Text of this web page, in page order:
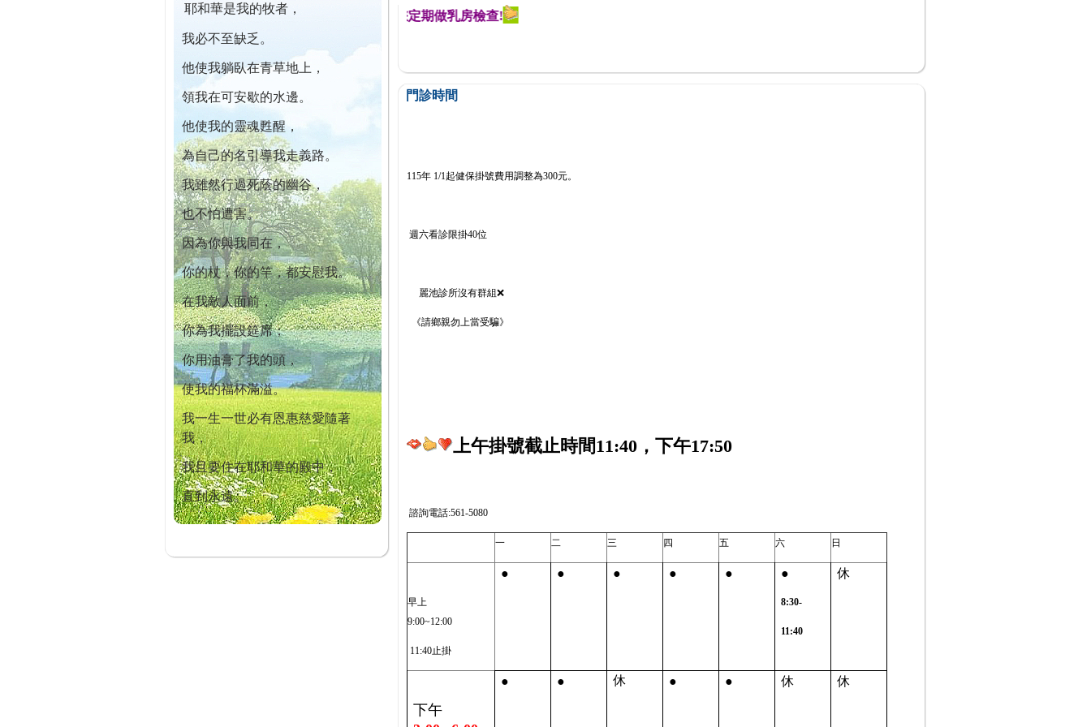
耶和華是我的牧者，
我必不至缺乏。
他使我躺臥在青草地上，
領我在可安歇的水邊。
他使我的靈魂甦醒，
為自己的名引導我走義路。
我雖然行過死蔭的幽谷，
也不怕遭害。
因為你與我同在，
你的杖，你的竿，都安慰我。
在我敵人面前，
你為我擺設筵席；
你用油膏了我的頭，
使我的福杯滿溢。
我一生一世必有恩惠慈愛隨著
我，
我且要住在耶和華的殿中，
直到永遠。
本院自開幕迄今已篩檢出1700位乳癌患者,提醒您定期做乳房檢查!
門診時間
115年 1/1起健保掛號費用調整為300元。
週六看診限掛40位
麗池診所沒有群組❌
《請鄉親勿上當受騙》
上午掛號截止時間11:40，下午17:50
諮詢電話:561-5080
一 二 三 四 五 六 日
早上
9:00~12:00
11:40止掛
● ● ● ● ● ●
8:30-
11:40
休
下午
● ● 休 ● ● 休 休